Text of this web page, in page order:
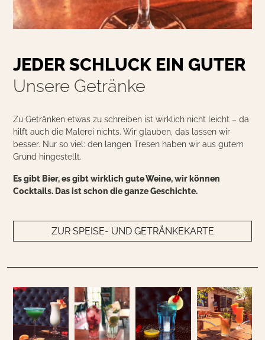
JEDER SCHLUCK EIN GUTER
Unsere Getränke
Zu Getränken etwas zu schreiben ist wirklich nicht leicht – da
hilft auch die Malerei nichts. Wir glauben, das lassen wir
besser. Nur so viel: den langen Tresen haben wir aus gutem
Grund hingestellt.
Es gibt Bier, es gibt wirklich gute Weine, wir können
Cocktails. Das ist schon die ganze Geschichte.
ZUR SPEISE- UND GETRÄNKEKARTE